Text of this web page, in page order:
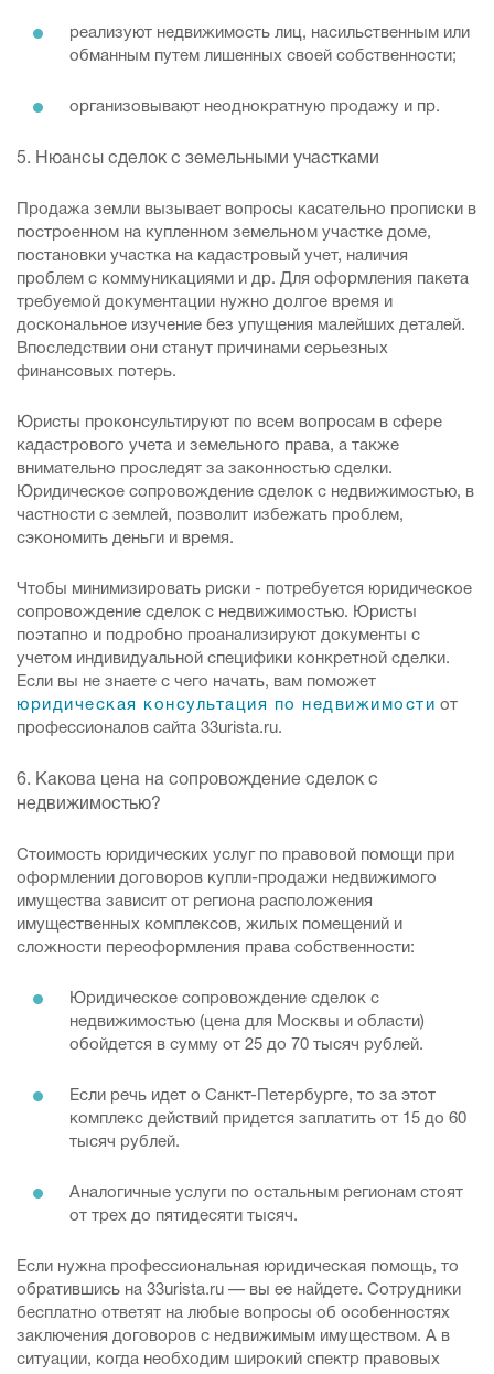
реализуют недвижимость лиц, насильственным или
обманным путем лишенных своей собственности;
организовывают неоднократную продажу и пр.
5. Нюансы сделок с земельными участками
Продажа земли вызывает вопросы касательно прописки в
построенном на купленном земельном участке доме,
постановки участка на кадастровый учет, наличия
проблем с коммуникациями и др. Для оформления пакета
требуемой документации нужно долгое время и
доскональное изучение без упущения малейших деталей.
Впоследствии они станут причинами серьезных
финансовых потерь.
Юристы проконсультируют по всем вопросам в сфере
кадастрового учета и земельного права, а также
внимательно проследят за законностью сделки.
Юридическое сопровождение сделок с недвижимостью, в
частности с землей, позволит избежать проблем,
сэкономить деньги и время.
Чтобы минимизировать риски - потребуется юридическое
сопровождение сделок с недвижимостью. Юристы
поэтапно и подробно проанализируют документы с
учетом индивидуальной специфики конкретной сделки.
Если вы не знаете с чего начать, вам поможет
юридическая консультация по недвижимости от
профессионалов сайта 33urista.ru.
6. Какова цена на сопровождение сделок с
недвижимостью?
Стоимость юридических услуг по правовой помощи при
оформлении договоров купли-продажи недвижимого
имущества зависит от региона расположения
имущественных комплексов, жилых помещений и
сложности переоформления права собственности:
Юридическое сопровождение сделок с
недвижимостью (цена для Москвы и области)
обойдется в сумму от 25 до 70 тысяч рублей.
Если речь идет о Санкт-Петербурге, то за этот
комплекс действий придется заплатить от 15 до 60
тысяч рублей.
Аналогичные услуги по остальным регионам стоят
от трех до пятидесяти тысяч.
Если нужна профессиональная юридическая помощь, то
обратившись на 33urista.ru — вы ее найдете. Сотрудники
бесплатно ответят на любые вопросы об особенностях
заключения договоров с недвижимым имуществом. А в
ситуации, когда необходим широкий спектр правовых